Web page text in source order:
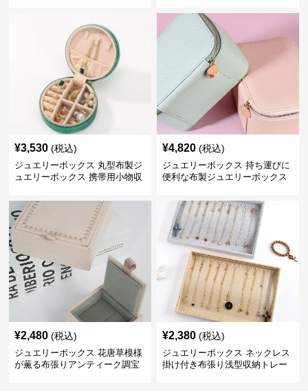
¥3,530 (税込)
ジュエリーボックス 丸型布製ジ
ュエリーボックス 携帯用小物収
¥4,820 (税込)
ジュエリーボックス 持ち運びに
便利な布製ジュエリーボックス
¥2,480 (税込)
ジュエリーボックス 花唐草模様
が薫る布張りアンティーク調宝
¥2,380 (税込)
ジュエリーボックス ネックレス
掛け付き布張り浅型収納トレー